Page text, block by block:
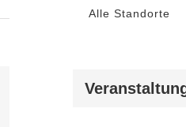
Alle Standorte